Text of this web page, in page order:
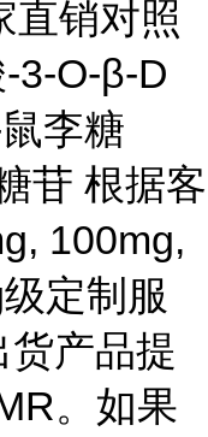
直销对照
3-O-β-D
李糖
苷 根据客
100mg,
定制服
产品提
。如果